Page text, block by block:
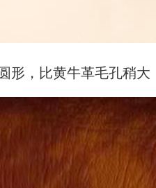
形，比黄牛革毛孔稍